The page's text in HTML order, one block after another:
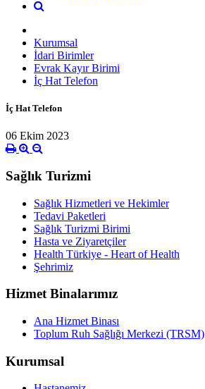
Kurumsal
İdari Birimler
Evrak Kayır Birimi
İç Hat Telefon
İç Hat Telefon
06 Ekim 2023
Sağlık Turizmi
Sağlık Hizmetleri ve Hekimler
Tedavi Paketleri
Sağlık Turizmi Birimi
Hasta ve Ziyaretçiler
Health Türkiye - Heart of Health
Şehrimiz
Hizmet Binalarımız
Ana Hizmet Binası
Toplum Ruh Sağlığı Merkezi (TRSM)
Kurumsal